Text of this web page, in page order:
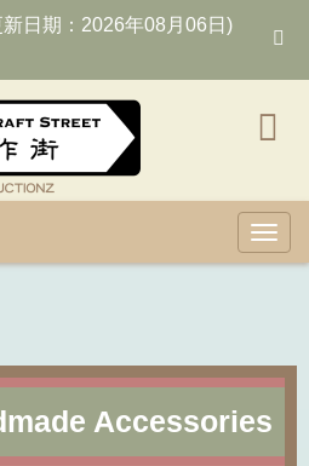
日期：2026年08月06日)
Accessories